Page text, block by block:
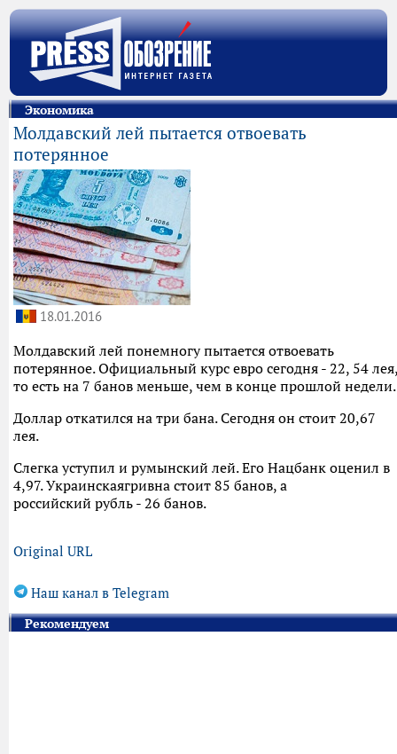
Экономика
Молдавский лей пытается отвоевать
потерянное
18.01.2016
Молдавский лей понемногу пытается отвоевать
потерянное. Официальный курс евро сегодня - 22, 54 лея,
то есть на 7 банов меньше, чем в конце прошлой
Доллар откатился на три бана. Сегодня он стоит 20,67
лея.
Слегка уступил и румынский лей. Его Нацбанк оценил в
4,97. Украинскаягривна стоит 85 банов, а
российский рубль - 26 банов.
Original URL
Наш канал в Telegram
Рекомендуем